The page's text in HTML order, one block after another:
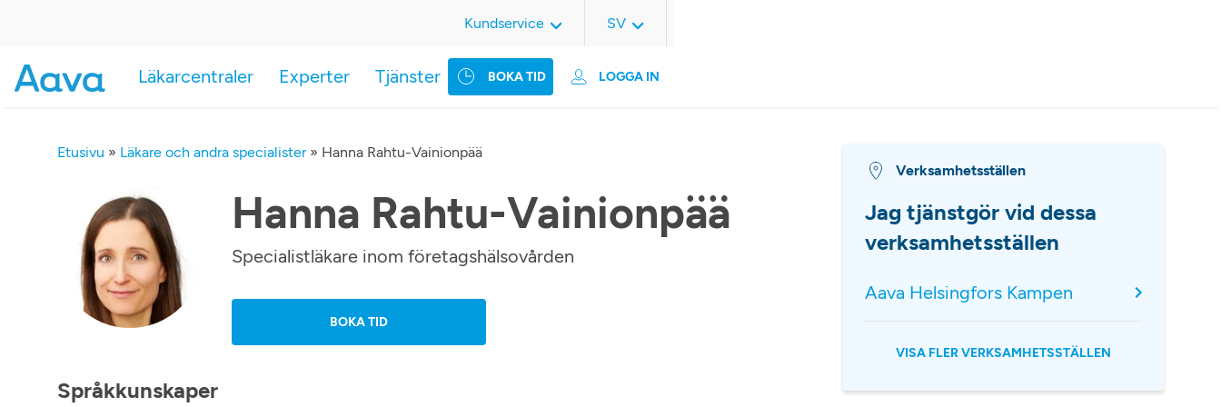
BOKA TID LOGGA IN
Läkarcentraler Experter Tjänster
Kundservice SV
Etusivu » Läkare och andra specialister» Hanna Rahtu-Vainionpää
Hanna Rahtu-Vainionpää
Specialistläkare inom företagshälsovården
BOKA TID
Språkkunskaper
Verksamhetsställen
Jag tjänstgör vid dessa
verksamhetsställen
Aava Helsingfors Kampen
VISA FLER VERKSAMHETSSTÄLLEN